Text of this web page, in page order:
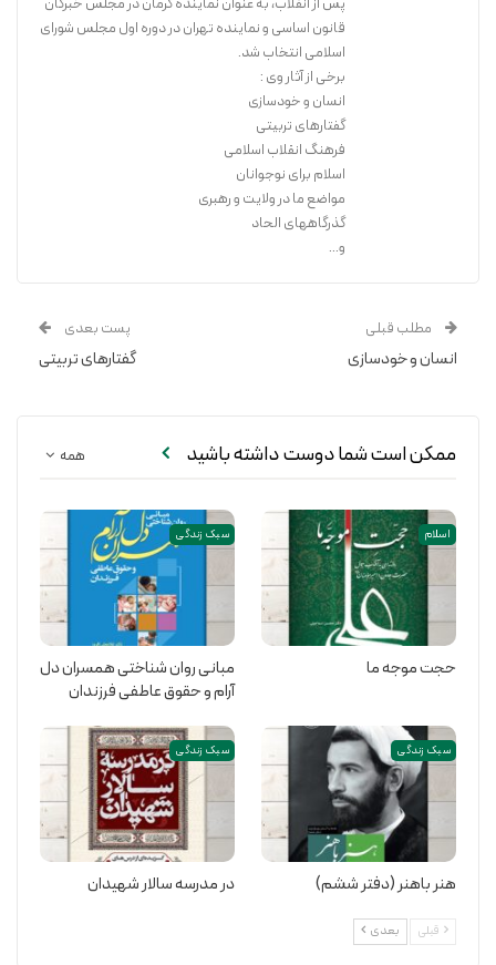
پس از انقلاب، به عنوان نماینده کرمان در مجلس خبرگان
قانون اساسی و نماینده تهران در دوره اول مجلس شورای
اسلامی انتخاب شد.
برخی از آثار وی :
انسان و خودسازی
گفتارهای تربیتی
فرهنگ انقلاب اسلامی
اسلام برای نوجوانان
مواضع ما در ولایت و رهبری
گذرگاههای الحاد
و...
مطلب قبلی
انسان و خودسازی
پست بعدی
گفتارهای تربیتی
همه ممکن است شما دوست داشته باشید
اسلام
حجت موجه ما
سبک زندگی
مبانی روان شناختی همسران دل
آرام و حقوق عاطفی فرزندان
سبک زندگی
هنر باهنر (دفتر ششم)
سبک زندگی
در مدرسه سالار شهیدان
قبلی بعدی